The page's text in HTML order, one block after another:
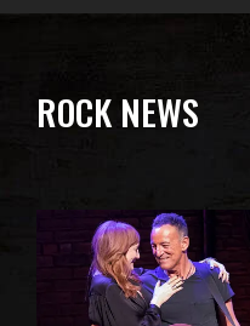
ROCK NEWS